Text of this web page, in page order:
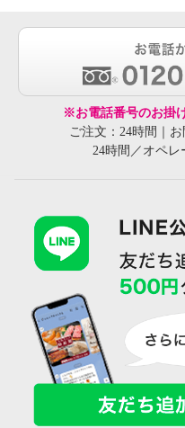
※お電話番号のお掛
ご注文：24時間｜
24時間／オペレ